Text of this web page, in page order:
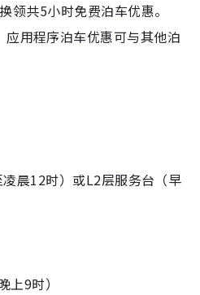
领共5小时免费泊车优惠。
用程序泊车优惠可与其他泊
晨12时）或L2层服务台（早
9时）